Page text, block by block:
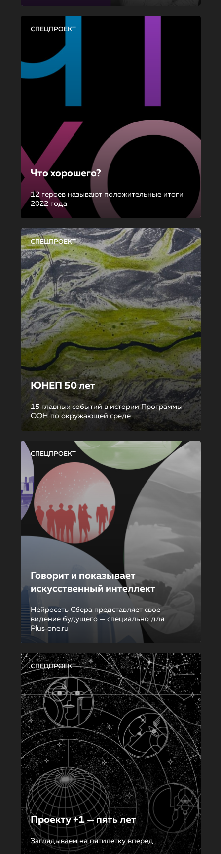
СПЕЦПРОЕКТ
Что хорошего?
12 героев называют положительные итоги
2022 года
СПЕЦПРОЕКТ
ЮНЕП 50 лет
15 главных событий в истории Программы
ООН по окружающей среде
СПЕЦПРОЕКТ
Говорит и показывает
искусственный интеллект
Нейросеть Сбера представляет свое
видение будущего — специально для
Plus‑one.ru
СПЕЦПРОЕКТ
Проекту +1 — пять лет
Заглядываем на пятилетку вперед